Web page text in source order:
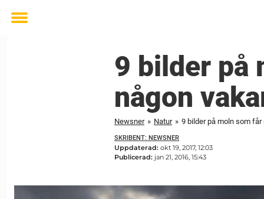
Toggle
9 bilder på
någon
Newsner » Natur » 9 bilder på moln som
SKRIBENT: NEWSNER
Uppdaterad: okt 19, 2017, 12:03
Publicerad: jan 21, 2016, 15:43